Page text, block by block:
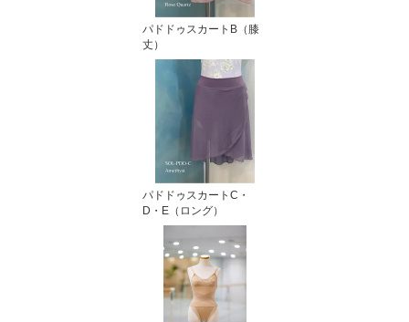
パドドゥスカートB（膝
丈）
パドドゥスカートC・
D・E（ロング）